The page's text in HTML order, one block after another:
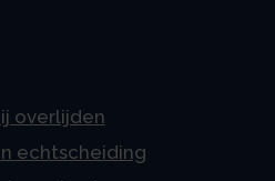
overlijden
echtscheiding